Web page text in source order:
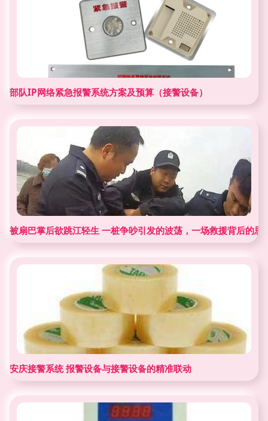
部队IP网络紧急报警系统方案及预算（接警设备）
被扇巴掌后欲跳江轻生 一桩争吵引发的波荡，一场救援背后的思
安庆接警系统 报警设备与接警设备的精准联动